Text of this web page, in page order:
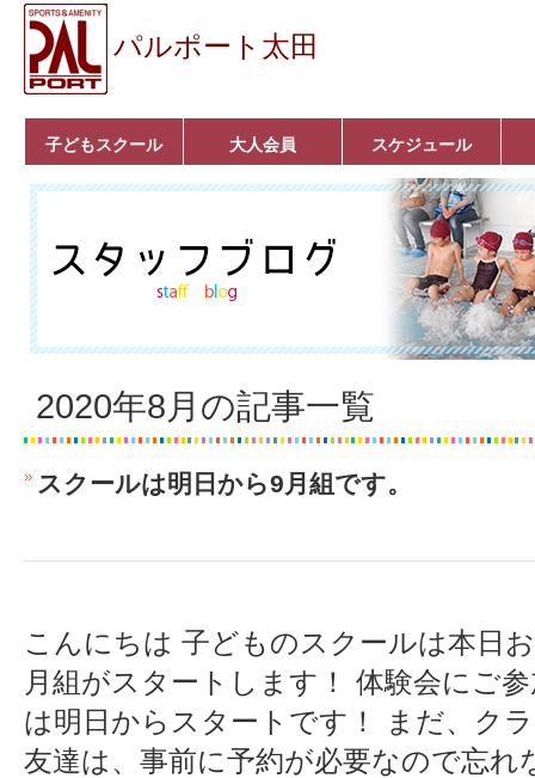
パルポート太田
子どもスクール
ベビーコース
幼児コース
小学生コース
育成コース
選手コース
キッズパーク(体操教
室)
クラシックバレエ
ボルダリング
■入会案内
大人会員
いきいきコース
トライアスロン
フィットネス
■入会案内
スケジュール
2020年8月の記事一覧
スクールは明日から9月組です。
こんにちは 子どものスクールは本日
月組がスタートします！ 体験会にご
は明日からスタートです！ まだ、ク
友達は、事前に予約が必要なので忘